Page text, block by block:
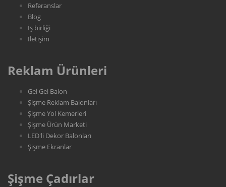
Referanslar
Blog
İş birliği
İletişim
Reklam Ürünleri
Gel Gel Balon
Şişme Reklam Balonları
Şişme Yol Kemerleri
Şişme Ürün Marketi
LED'li Dekor Balonları
Şişme Ekranlar
Şişme Çadırlar